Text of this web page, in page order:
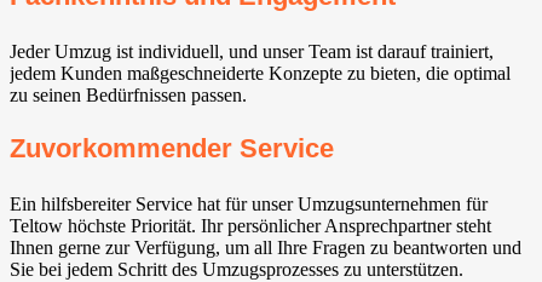
Jeder Umzug ist individuell, und unser Team ist darauf trainiert,
jedem Kunden maßgeschneiderte Konzepte zu bieten, die optimal
zu seinen Bedürfnissen passen.
Zuvorkommender Service
Ein hilfsbereiter Service hat für unser Umzugsunternehmen für
Teltow höchste Priorität. Ihr persönlicher Ansprechpartner steht
Ihnen gerne zur Verfügung, um all Ihre Fragen zu beantworten und
Sie bei jedem Schritt des Umzugsprozesses zu unterstützen.